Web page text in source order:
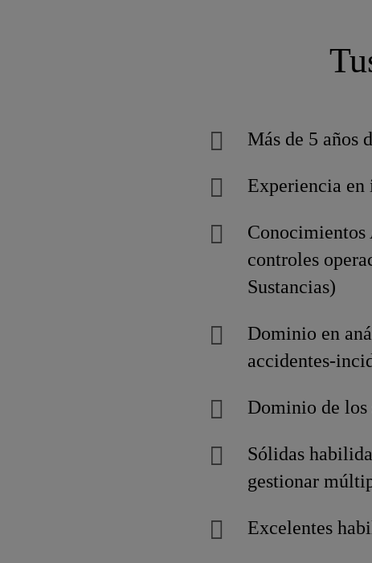
Más de 5 años
Experiencia
Conocimientos
controles
Sustancias)
Dominio en
accidentes-
Dominio de los
Sólidas
gestionar
Excelentes